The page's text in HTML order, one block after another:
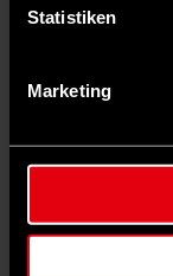
Statistiken
Marketing